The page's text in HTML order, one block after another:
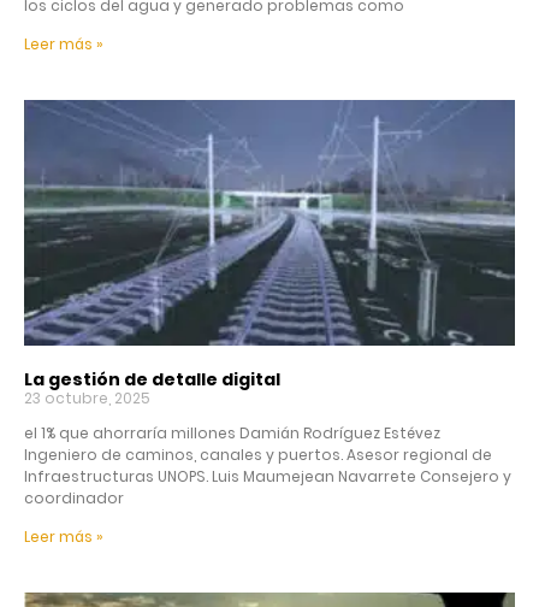
los ciclos del agua y generado problemas como
Leer más »
La gestión de detalle digital
23 octubre, 2025
el 1% que ahorraría millones Damián Rodríguez Estévez
Ingeniero de caminos, canales y puertos. Asesor regional de
Infraestructuras UNOPS. Luis Maumejean Navarrete Consejero y
coordinador
Leer más »